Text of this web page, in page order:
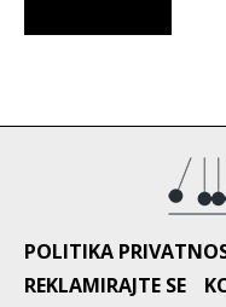
POLITIKA
REKLAMIRAJTE SE